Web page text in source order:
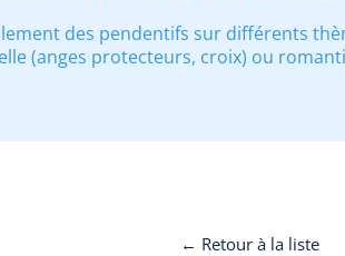
des pendentifs sur différents
(anges protecteurs, croix) ou
← Retour à la liste